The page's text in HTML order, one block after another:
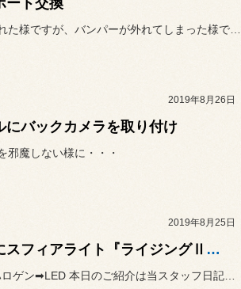
ート交換
以前他店で修理された様ですが、バンパーが外れてしまった様です。
2019年8月26日
にバックカメラを取り付け
邪魔しない様に・・・
2019年8月25日
ハイエースにスフィアライト『ライジングⅡ』取り付け